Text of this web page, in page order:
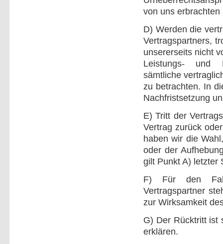
von uns
D) Werden die
Vertragspartners,
unsererseits nicht
Leistungs- und
sämtliche
zu betrachten. In
Nachfristsetzung
E) Tritt der
Vertrag zurück
haben wir die
oder der
gilt Punkt A) letzter
F) Für den Fall
Vertragspartner
zur Wirksamkeit
G) Der Rücktritt ist
erklären.